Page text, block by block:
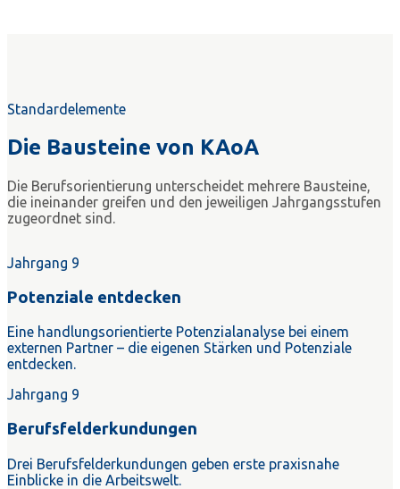
Standardelemente
Die Bausteine von KAoA
Die Berufsorientierung unterscheidet mehrere Bausteine,
die ineinander greifen und den jeweiligen Jahrgangsstufen
zugeordnet sind.
Jahrgang 9
Potenziale entdecken
Eine handlungsorientierte Potenzialanalyse bei einem
externen Partner – die eigenen Stärken und Potenziale
entdecken.
Jahrgang 9
Berufsfelderkundungen
Drei Berufsfelderkundungen geben erste praxisnahe
Einblicke in die Arbeitswelt.